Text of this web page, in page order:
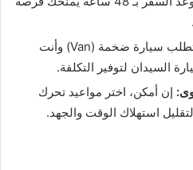
لا تطلب سيارة ضخمة (Van) وأنت
السيدان لتوفير التكلفة.
إن أمكن، اختر مواعيد تحرك
استهلاك الوقت والجهد.